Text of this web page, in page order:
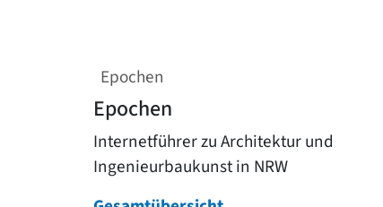
Epochen
Epochen
Internetführer zu Architektur und
Ingenieurbaukunst in NRW